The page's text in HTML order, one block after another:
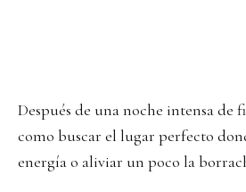
Después de una noche intensa de
como buscar el lugar perfecto
energía o aliviar un poco la